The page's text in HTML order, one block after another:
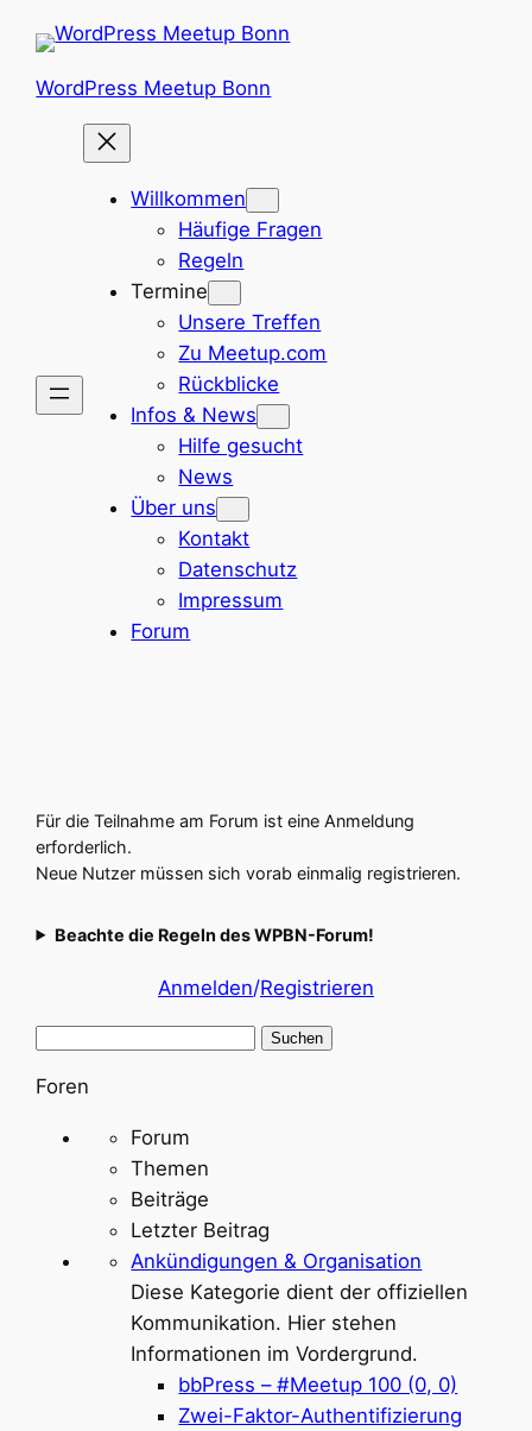
Inhalt
springen
WordPress Meetup Bonn
Willkommen
Häufige Fragen
Regeln
Termine
Unsere Treffen
Zu Meetup.com
Rückblicke
Infos & News
Hilfe gesucht
News
Über uns
Kontakt
Datenschutz
Impressum
Forum
Für die Teilnahme am Forum ist eine Anmeldung
erforderlich.
Neue Nutzer müssen sich vorab einmalig registrieren.
Beachte die Regeln des WPBN-Forum!
Anmelden/Registrieren
Suchen
Foren
Forum
Themen
Beiträge
Letzter Beitrag
Ankündigungen & Organisation
Diese Kategorie dient der offiziellen
Kommunikation. Hier stehen
Informationen im Vordergrund.
bbPress – #Meetup 100 (0, 0)
Zwei-Faktor-Authentifizierung